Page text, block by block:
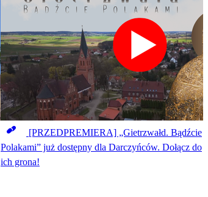
[PRZEDPREMIERA] „Gietrzwałd. Bądźcie
Polakami” już dostępny dla Darczyńców. Dołącz do
ich grona!